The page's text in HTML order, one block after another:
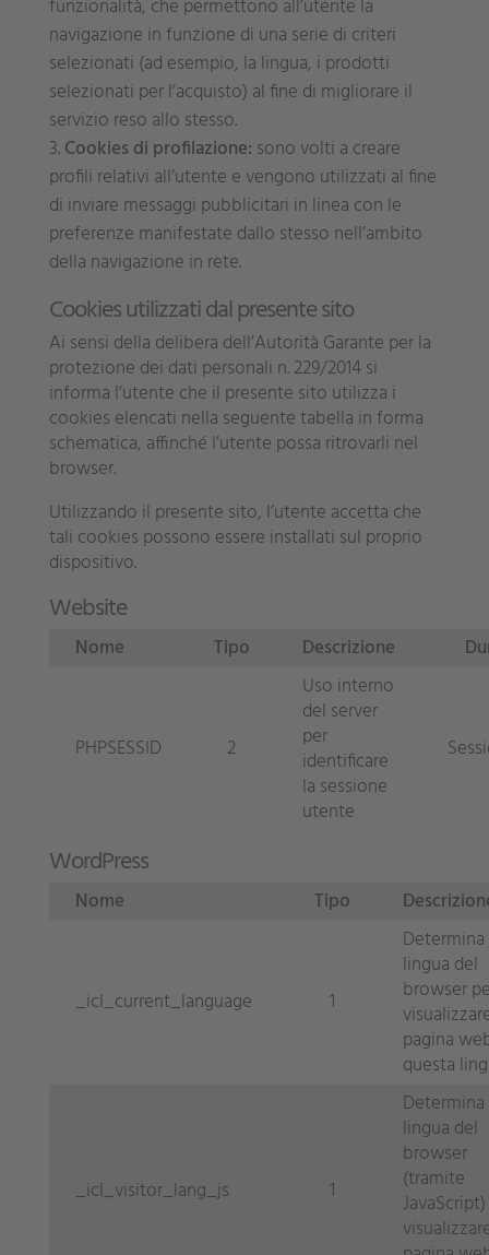
funzionalità, che permettono all’utente la
navigazione in funzione di una serie di criteri
selezionati (ad esempio, la lingua, i prodotti
selezionati per l’acquisto) al fine di migliorare il
servizio reso allo stesso.
Cookies di profilazione: sono volti a creare
profili relativi all’utente e vengono utilizzati al fine
di inviare messaggi pubblicitari in linea con le
preferenze manifestate dallo stesso nell’ambito
della navigazione in rete.
Cookies utilizzati dal presente sito
Ai sensi della delibera dell’Autorità Garante per la
protezione dei dati personali n. 229/2014 si
informa l’utente che il presente sito utilizza i
cookies elencati nella seguente tabella in forma
schematica, affinché l’utente possa ritrovarli nel
browser.
Utilizzando il presente sito, l’utente accetta che
tali cookies possono essere installati sul proprio
dispositivo.
Website
Nome Tipo Descrizione
PHPSESSID 2
Uso interno
del server
per
identificare
la sessione
utente
WordPress
Nome Tipo
_icl_current_language 1
Determina
lingua del
browser
pagina
questa
_icl_visitor_lang_js 1
Determina
lingua del
browser
(tramite